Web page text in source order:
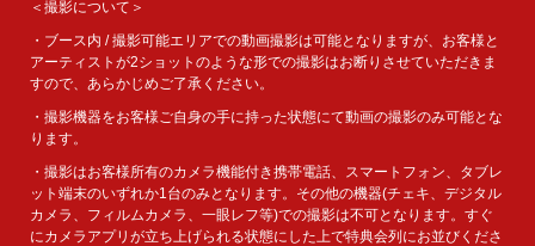
＜撮影について＞
・ブース内 / 撮影可能エリアでの動画撮影は可能となりますが、お客様と
アーティストが2ショットのような形での撮影はお断りさせていただきま
すので、あらかじめご了承ください。
・撮影機器をお客様ご自身の手に持った状態にて動画の撮影のみ可能とな
ります。
・撮影はお客様所有のカメラ機能付き携帯電話、スマートフォン、タブレ
ット端末のいずれか1台のみとなります。その他の機器(チェキ、デジタル
カメラ、フィルムカメラ、一眼レフ等)での撮影は不可となります。すぐ
にカメラアプリが立ち上げられる状態にした上で特典会列にお並びくださ